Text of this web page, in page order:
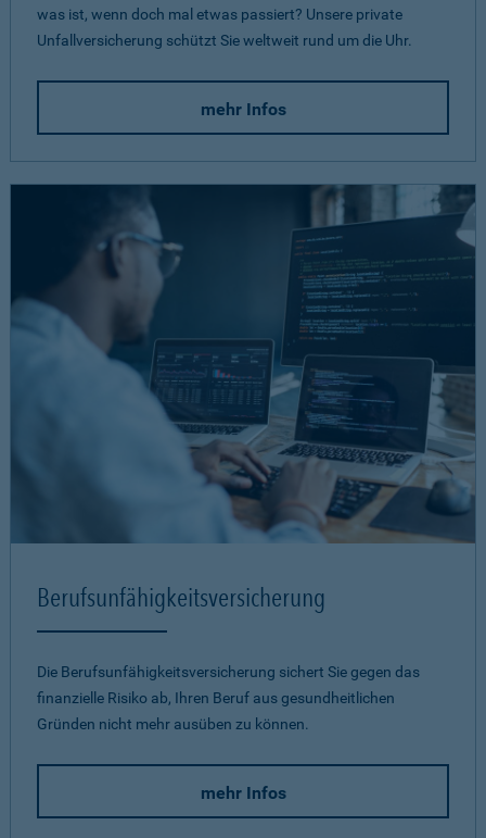
was ist, wenn doch mal etwas passiert? Unsere private
Unfallversicherung schützt Sie weltweit rund um die Uhr.
mehr Infos
Berufsunfähigkeits­versicherung
Die Berufsunfähigkeitsversicherung sichert Sie gegen das
finanzielle Risiko ab, Ihren Beruf aus gesundheitlichen
Gründen nicht mehr ausüben zu können.
mehr Infos